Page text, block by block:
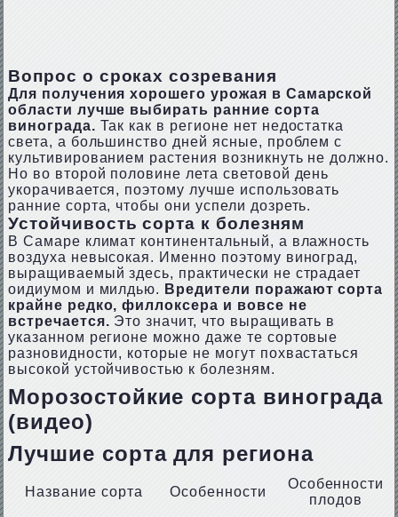
Вопрос о сроках созревания
Для получения хорошего урожая в Самарской
области лучше выбирать ранние сорта
винограда. Так как в регионе нет недостатка
света, а большинство дней ясные, проблем с
культивированием растения возникнуть не должно.
Но во второй половине лета световой день
укорачивается, поэтому лучше использовать
ранние сорта, чтобы они успели дозреть.
Устойчивость сорта к болезням
В Самаре климат континентальный, а влажность
воздуха невысокая. Именно поэтому виноград,
выращиваемый здесь, практически не страдает
оидиумом и милдью. Вредители поражают сорта
крайне редко, филлоксера и вовсе не
встречается. Это значит, что выращивать в
указанном регионе можно даже те сортовые
разновидности, которые не могут похвастаться
высокой устойчивостью к болезням.
Морозостойкие сорта винограда
(видео)
Лучшие сорта для региона
Название сорта Особенности
Особенности
плодов